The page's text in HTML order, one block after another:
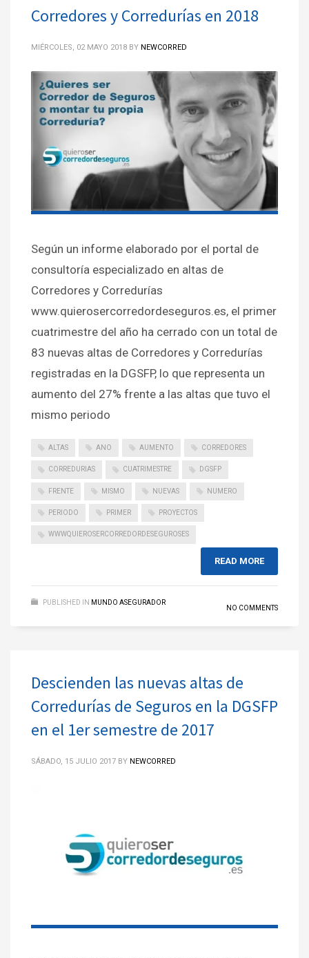
Corredores y Corredurías en 2018
MIÉRCOLES, 02 MAYO 2018 BY NEWCORRED
Según un informe elaborado por el portal de
consultoría especializado en altas de
Corredores y Corredurías
www.quierosercorredordeseguros.es, el primer
cuatrimestre del año ha cerrado con un total de
83 nuevas altas de Corredores y Corredurías
registradas en la DGSFP, lo que representa un
aumento del 27% frente a las altas que tuvo el
mismo periodo
ALTAS ANO AUMENTO CORREDORES
CORREDURIAS CUATRIMESTRE DGSFP
FRENTE MISMO NUEVAS NUMERO
PERIODO PRIMER PROYECTOS
WWWQUIEROSERCORREDORDESEGUROSES
READ MORE
PUBLISHED IN MUNDO ASEGURADOR
NO COMMENTS
Descienden las nuevas altas de
Corredurías de Seguros en la DGSFP
en el 1er semestre de 2017
SÁBADO, 15 JULIO 2017 BY NEWCORRED